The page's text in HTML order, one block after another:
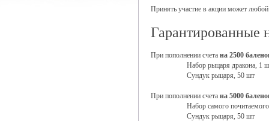
Принять участие в акции может
Гарантированные
При пополнении счета на 2500
Набор рыцаря дракона, 1
Сундук рыцаря, 50 шт
При пополнении счета на 5000
Набор самого
Сундук рыцаря, 50 шт